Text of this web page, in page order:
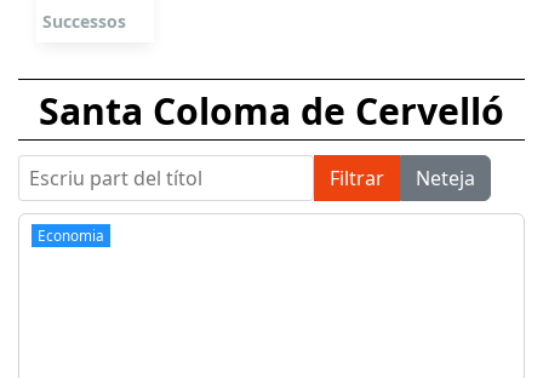
Successos
Santa Coloma de Cervelló
Escriu part del títol Filtrar Neteja
Economia